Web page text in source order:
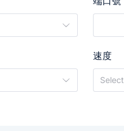
速度
Select